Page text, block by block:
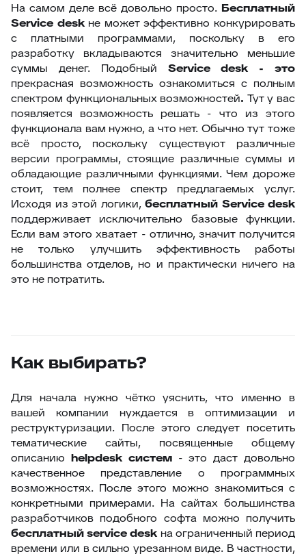
На самом деле всё довольно просто. Бесплатный
Service desk не может эффективно конкурировать
с платными программами, поскольку в его
разработку вкладываются значительно меньшие
суммы денег. Подобный Servicedesk - это
прекрасная возможность ознакомиться с полным
спектром функциональных возможностей. Тут у вас
появляется возможность решать - что из этого
функционала вам нужно, а что нет. Обычно тут тоже
всё просто, поскольку существуют различные
версии программы, стоящие различные суммы и
обладающие различными функциями. Чем дороже
стоит, тем полнее спектр предлагаемых услуг.
Исходя из этой логики, бесплатный Service desk
поддерживает исключительно базовые функции.
Если вам этого хватает - отлично, значит получится
не только улучшить эффективность работы
большинства отделов, но и практически ничего на
это не потратить.
Как выбирать?
Для начала нужно чётко уяснить, что именно в
вашей компании нуждается в оптимизации и
реструктуризации. После этого следует посетить
тематические сайты, посвященные общему
описанию helpdesk систем- это даст довольно
качественное представление о программных
возможностях. После этого можно знакомиться с
конкретными примерами. На сайтах большинства
разработчиков подобного софта можно получить
бесплатный servicedesk на ограниченный период
времени или в сильно урезанном виде. В частности,